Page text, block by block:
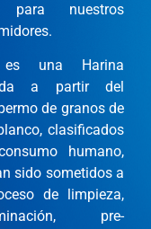
para nuestros
es una Harina
a partir del
de granos de
clasificados
humano,
sido sometidos a
de limpieza,
pre-